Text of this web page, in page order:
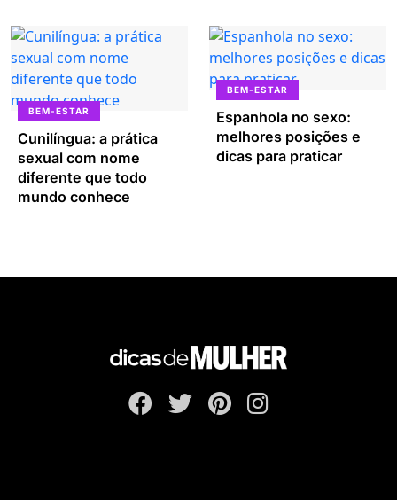
BEM-ESTAR
Cunilíngua: a prática
sexual com nome
diferente que todo
mundo conhece
BEM-ESTAR
Espanhola no sexo:
melhores posições e
dicas para praticar